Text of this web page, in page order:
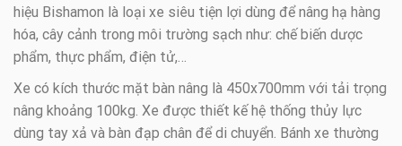
hiệu Bishamon là loại xe siêu tiện lợi dùng để nâng hạ hàng
hóa, cây cảnh trong môi trường sạch như: chế biến dược
phẩm, thực phẩm, điện tử,…
Xe có kích thước mặt bàn nâng là 450x700mm với tải trọng
nâng khoảng 100kg. Xe được thiết kế hệ thống thủy lực
dùng tay xả và bàn đạp chân để di chuyển. Bánh xe thường